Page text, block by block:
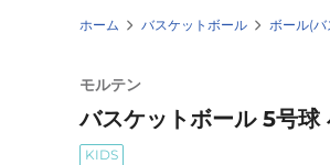
ホーム バスケットボール ボール(
モルテン
バスケットボール 5号
KIDS